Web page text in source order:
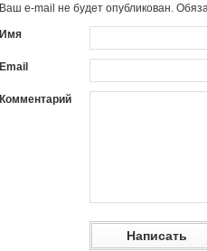
Ваш e-mail не будет опубликован.
Имя
Email
Комментарий